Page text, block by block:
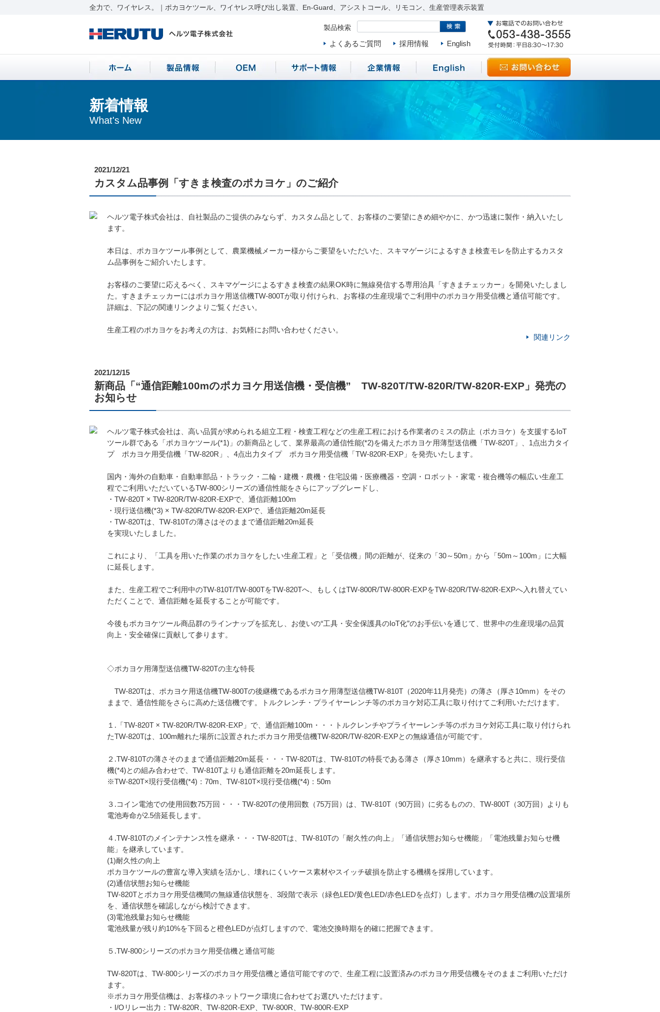
全力で、ワイヤレス。｜ポカヨケツール、ワイヤレス呼び出し装置、En-Guard、アシストコール、リモコン、生産管理表示装置
製品検索
よくあるご質問 採用情報 English
新着情報
What's New
2021/12/21
カスタム品事例「すきま検査のポカヨケ」のご紹介
ヘルツ電子株式会社は、自社製品のご提供のみならず、カスタム品として、お客様のご要望にきめ細やかに、かつ迅速に製作・納入いたし
ます。
本日は、ポカヨケツール事例として、農業機械メーカー様からご要望をいただいた、スキマゲージによるすきま検査モレを防止するカスタ
ム品事例をご紹介いたします。
お客様のご要望に応えるべく、スキマゲージによるすきま検査の結果OK時に無線発信する専用治具「すきまチェッカー」を開発いたしまし
た。すきまチェッカーにはポカヨケ用送信機TW-800Tが取り付けられ、お客様の生産現場でご利用中のポカヨケ用受信機と通信可能です。
詳細は、下記の関連リンクよりご覧ください。
生産工程のポカヨケをお考えの方は、お気軽にお問い合わせください。
関連リンク
2021/12/15
新商品「“通信距離100mのポカヨケ用送信機・受信機” TW-820T/TW-820R/TW-820R-EXP」発売の
お知らせ
ヘルツ電子株式会社は、高い品質が求められる組立工程・検査工程などの生産工程における作業者のミスの防止（ポカヨケ）を支援するIoT
ツール群である「ポカヨケツール(*1)」の新商品として、業界最高の通信性能(*2)を備えたポカヨケ用薄型送信機「TW-820T」、1点出力タイ
プ ポカヨケ用受信機「TW-820R」、4点出力タイプ ポカヨケ用受信機「TW-820R-EXP」を発売いたします。
国内・海外の自動車・自動車部品・トラック・二輪・建機・農機・住宅設備・医療機器・空調・ロボット・家電・複合機等の幅広い生産工
程でご利用いただいているTW-800シリーズの通信性能をさらにアップグレードし、
・TW-820T × TW-820R/TW-820R-EXPで、通信距離100m
・現行送信機(*3) × TW-820R/TW-820R-EXPで、通信距離20m延長
・TW-820Tは、TW-810Tの薄さはそのままで通信距離20m延長
を実現いたしました。
これにより、「工具を用いた作業のポカヨケをしたい生産工程」と「受信機」間の距離が、従来の「30～50m」から「50m～100m」に大幅
に延長します。
また、生産工程でご利用中のTW-810T/TW-800TをTW-820Tへ、もしくはTW-800R/TW-800R-EXPをTW-820R/TW-820R-EXPへ入れ替えてい
ただくことで、通信距離を延長することが可能です。
今後もポカヨケツール商品群のラインナップを拡充し、お使いの“工具・安全保護具のIoT化”のお手伝いを通じて、世界中の生産現場の品質
向上・安全確保に貢献して参ります。
◇ポカヨケ用薄型送信機TW-820Tの主な特長
TW-820Tは、ポカヨケ用送信機TW-800Tの後継機であるポカヨケ用薄型送信機TW-810T（2020年11月発売）の薄さ（厚さ10mm）をその
ままで、通信性能をさらに高めた送信機です。トルクレンチ・プライヤーレンチ等のポカヨケ対応工具に取り付けてご利用いただけます。
１.「TW-820T × TW-820R/TW-820R-EXP」で、通信距離100m・・・トルクレンチやプライヤーレンチ等のポカヨケ対応工具に取り付けられ
たTW-820Tは、100m離れた場所に設置されたポカヨケ用受信機TW-820R/TW-820R-EXPとの無線通信が可能です。
２.TW-810Tの薄さそのままで通信距離20m延長・・・TW-820Tは、TW-810Tの特長である薄さ（厚さ10mm）を継承すると共に、現行受信
機(*4)との組み合わせで、TW-810Tよりも通信距離を20m延長します。
※TW-820T×現行受信機(*4)：70m、TW-810T×現行受信機(*4)：50m
３.コイン電池での使用回数75万回・・・TW-820Tの使用回数（75万回）は、TW-810T（90万回）に劣るものの、TW-800T（30万回）よりも
電池寿命が2.5倍延長します。
４.TW-810Tのメインテナンス性を継承・・・TW-820Tは、TW-810Tの「耐久性の向上」「通信状態お知らせ機能」「電池残量お知らせ機
能」を継承しています。
(1)耐久性の向上
ポカヨケツールの豊富な導入実績を活かし、壊れにくいケース素材やスイッチ破損を防止する機構を採用しています。
(2)通信状態お知らせ機能
TW-820Tとポカヨケ用受信機間の無線通信状態を、3段階で表示（緑色LED/黄色LED/赤色LEDを点灯）します。ポカヨケ用受信機の設置場所
を、通信状態を確認しながら検討できます。
(3)電池残量お知らせ機能
電池残量が残り約10%を下回ると橙色LEDが点灯しますので、電池交換時期を的確に把握できます。
５.TW-800シリーズのポカヨケ用受信機と通信可能
TW-820Tは、TW-800シリーズのポカヨケ用受信機と通信可能ですので、生産工程に設置済みのポカヨケ用受信機をそのままご利用いただけ
ます。
※ポカヨケ用受信機は、お客様のネットワーク環境に合わせてお選びいただけます。
・I/Oリレー出力：TW-820R、TW-820R-EXP、TW-800R、TW-800R-EXP